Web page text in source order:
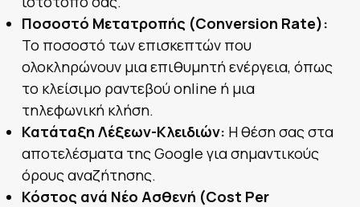
Ποσοστό Μετατροπής (Conversion Rate):
Το ποσοστό των επισκεπτών που
ολοκληρώνουν μια επιθυμητή ενέργεια, όπως
το κλείσιμο ραντεβού online ή μια
τηλεφωνική κλήση.
Κατάταξη Λέξεων-Κλειδιών: Η θέση σας στα
αποτελέσματα της Google για σημαντικούς
όρους αναζήτησης.
Κόστος ανά Νέο Ασθενή (Cost Per